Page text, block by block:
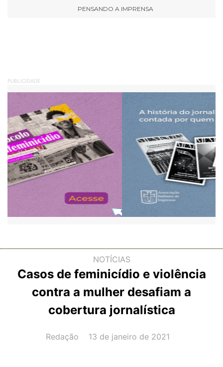
PENSANDO A IMPRENSA
PUBLICIDADE
NOTÍCIAS
Casos de feminicídio e violência
contra a mulher desafiam a
cobertura jornalística
AUTOR(A):
Redação DATA:
13 de janeiro de 2021